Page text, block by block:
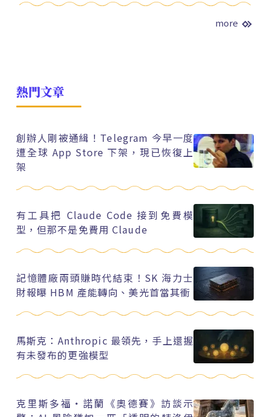
more
熱門文章
創辦人剛被通緝！Telegram 今早一度
遭全球 App Store 下架，現已恢復上
架
有工具把 Claude Code 接到免費模
型，但那不是免費用 Claude
記憶體廠兩頭賺時代結束！SK 海力士
財報曝 HBM 產能轉向、美光首當其衝
馬斯克：Anthropic 最領先，手上還握
有未發布的更強模型
克里斯多福・諾蘭《奧德賽》訪談示